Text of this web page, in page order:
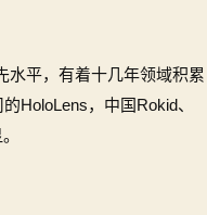
水平，有着十几年领域积累
HoloLens，中国Rokid、